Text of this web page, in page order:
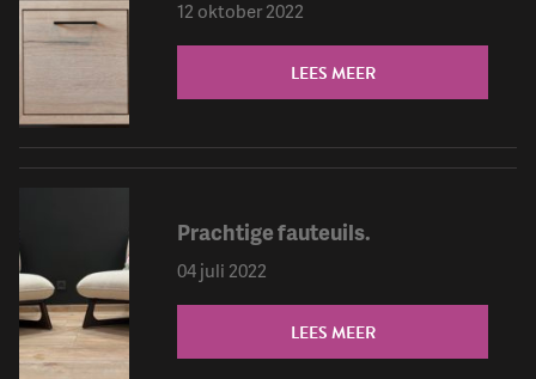
12 oktober 2022
LEES MEER
Prachtige fauteuils.
04 juli 2022
LEES MEER